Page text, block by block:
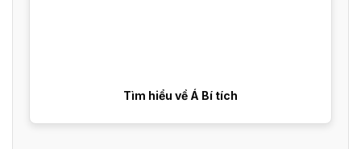
Tìm hiểu về Á Bí tích